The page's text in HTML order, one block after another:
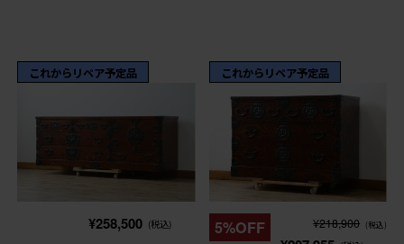
これからリペア予定品
¥258,500 (税込)
これからリペア予定品
5%OFF ¥218,900 (税込)